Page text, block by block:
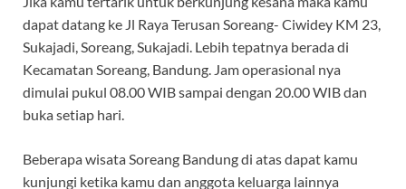
dapat datang ke Jl Raya Terusan Soreang- Ciwidey KM 23,
Sukajadi, Soreang, Sukajadi. Lebih tepatnya berada di
Kecamatan Soreang, Bandung. Jam operasional nya
dimulai pukul 08.00 WIB sampai dengan 20.00 WIB dan
buka setiap hari.
Beberapa wisata Soreang Bandung di atas dapat kamu
kunjungi ketika kamu dan anggota keluarga lainnya